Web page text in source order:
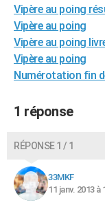
Art de vivre
Bien-être
Loisirs
Mode
Modes de vie
SANTE
Alimentation
Guide de la santé
Maladies
Médicaments
Sommeil
VOYAGE
Destinations
City break
Voyage nature
Voyage de noces
Forum
Climat
+PHOTO
BONS PLANS
CARTE DE VOEUX
Carte de Noël
Carte Bonne année
Carte Saint-Valentin
Carte Pâques
Carte d'anniversaire
DICTIONNAIRE
Dictionnaire
Biographies
Citations
Expressions
Proverbes
Vipère au poing
Vipère au poing
Vipère au poing
Vipère au poing
Numérotation fin
1 réponse
RÉPONSE 1 / 1
33MKF
11 janv. 2013 à